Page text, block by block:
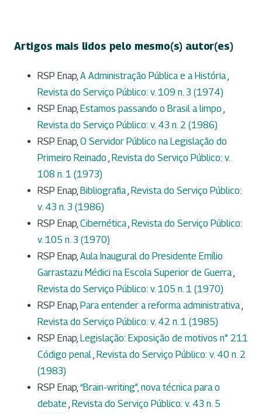
Artigos mais lidos pelo mesmo(s) autor(es)
RSP Enap, A Administração Pública e a História,
Revista do Serviço Público: v. 109 n. 3 (1974)
RSP Enap, Estamos passando o Brasil a limpo ,
Revista do Serviço Público: v. 43 n. 2 (1986)
RSP Enap, O Servidor Público na Legislação do
Primeiro Reinado , Revista do Serviço Público: v.
108 n. 1 (1973)
RSP Enap, Bibliografia, Revista do Serviço Público:
v. 43 n. 3 (1986)
RSP Enap, Cibernética, Revista do Serviço Público:
v. 105 n. 3 (1970)
RSP Enap, Aula Inaugural do Presidente Emílio
Garrastazu Médici na Escola Superior de Guerra,
Revista do Serviço Público: v. 105 n. 1 (1970)
RSP Enap, Para entender a reforma administrativa,
Revista do Serviço Público: v. 42 n. 1 (1985)
RSP Enap, Legislação: Exposição de motivos n° 211
Código penal, Revista do Serviço Público: v. 40 n. 2
(1983)
RSP Enap, “Brain-writing”, nova técnica para o
debate , Revista do Serviço Público: v. 43 n. 5